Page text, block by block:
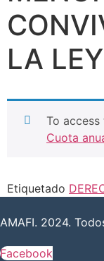
LA
To
Cuota
Etiquetado
AMAFI. 2024.
Facebook